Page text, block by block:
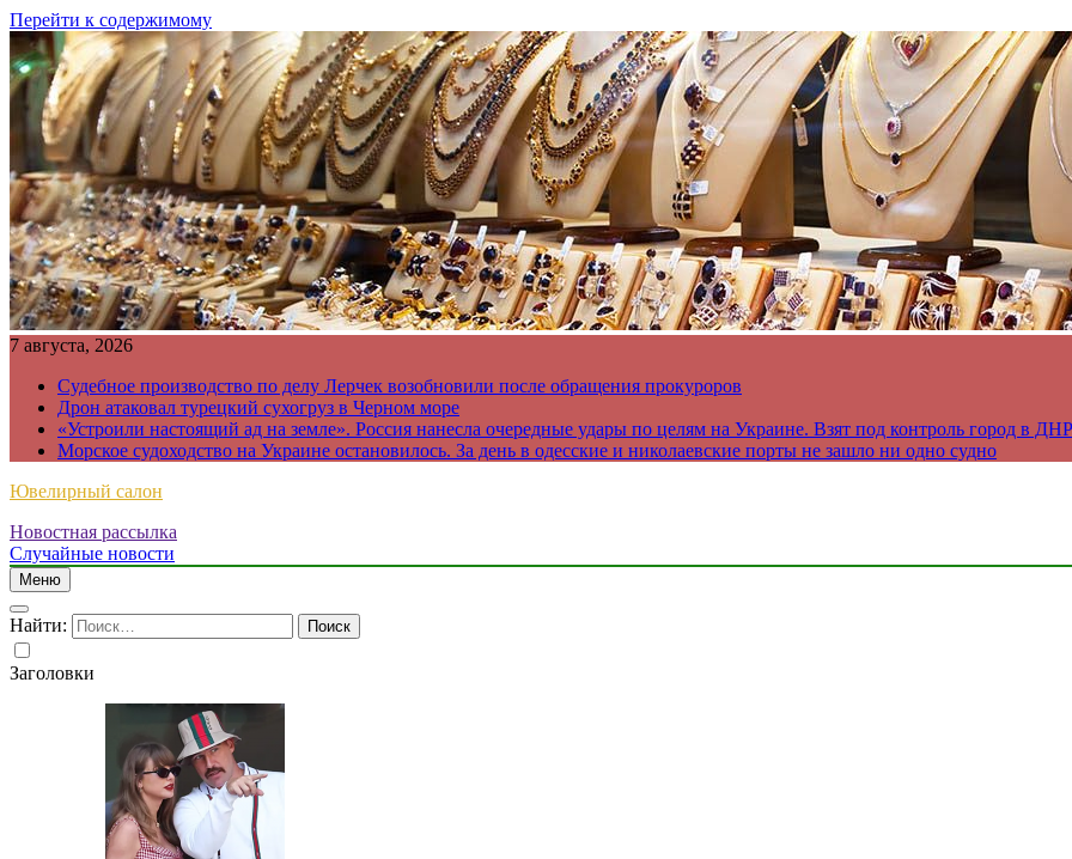
Перейти к содержимому
7 августа, 2026
Судебное производство по делу Лерчек возобновили после обращения прокуроров
Дрон атаковал турецкий сухогруз в Черном море
«Устроили настоящий ад на земле». Россия нанесла очередные удары по целям на Украине. Взят под контроль город в ДНР
Морское судоходство на Украине остановилось. За день в одесские и николаевские порты не зашло ни одно судно
Ювелирный салон
Новостная рассылка
Случайные новости
Меню
Найти:
Заголовки